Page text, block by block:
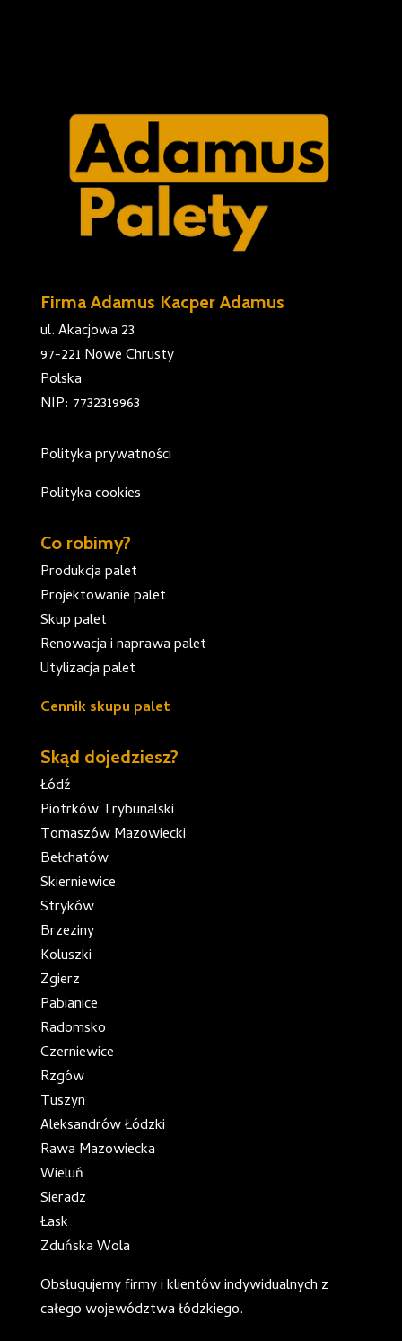
Firma Adamus Kacper Adamus
ul. Akacjowa 23
97-221 Nowe Chrusty
Polska
NIP: 7732319963
Polityka prywatności
Polityka cookies
Co robimy?
Produkcja palet
Projektowanie palet
Skup palet
Renowacja i naprawa palet
Utylizacja palet
Cennik skupu palet
Skąd dojedziesz?
Łódź
Piotrków Trybunalski
Tomaszów Mazowiecki
Bełchatów
Skierniewice
Stryków
Brzeziny
Koluszki
Zgierz
Pabianice
Radomsko
Czerniewice
Rzgów
Tuszyn
Aleksandrów Łódzki
Rawa Mazowiecka
Wieluń
Sieradz
Łask
Zduńska Wola
Obsługujemy firmy i klientów indywidualnych z
całegowojewództwa łódzkiego.